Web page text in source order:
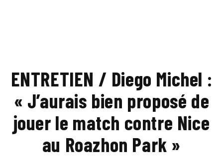
ENTRETIEN / Diego Michel :
« J’aurais bien proposé de
jouer le match contre Nice
au Roazhon Park »